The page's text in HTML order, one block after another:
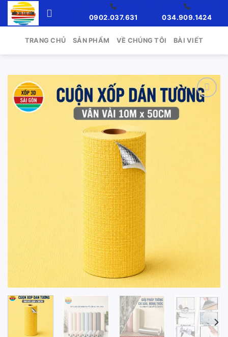
Skip
0902.037.631 034.909.1424
TRANG CHỦ SẢN PHẨM VỀ CHÚNG TÔI BÀI VIẾT